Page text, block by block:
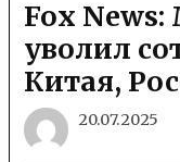
Fox
уволил
Китая,
20.07.2025